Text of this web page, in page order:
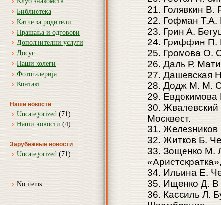
Библиотека
Катче за родители
Прашања и одговори
Дополнителни услуги
Досуг
Наши колеги
Фотогалерија
Контакт
Наши новости
Uncategorized (71)
Наши новости (4)
Зарубежные новости
Uncategorized (71)
No items.
21. Голявкин В.
22. Гофман Т.А.
23. Грин А.
24. Гриффин П.
25. Громова О.
26. Даль Р.
27. Дашевская
28. Додж М. М.
29. Евдокимова
30. Жвалевский
Москвест.
31. Железников
32. Житков Б.
33. Зощенко М.
34. Ильина Е.
35. Ищенко Д. В
36. Кассиль Л.